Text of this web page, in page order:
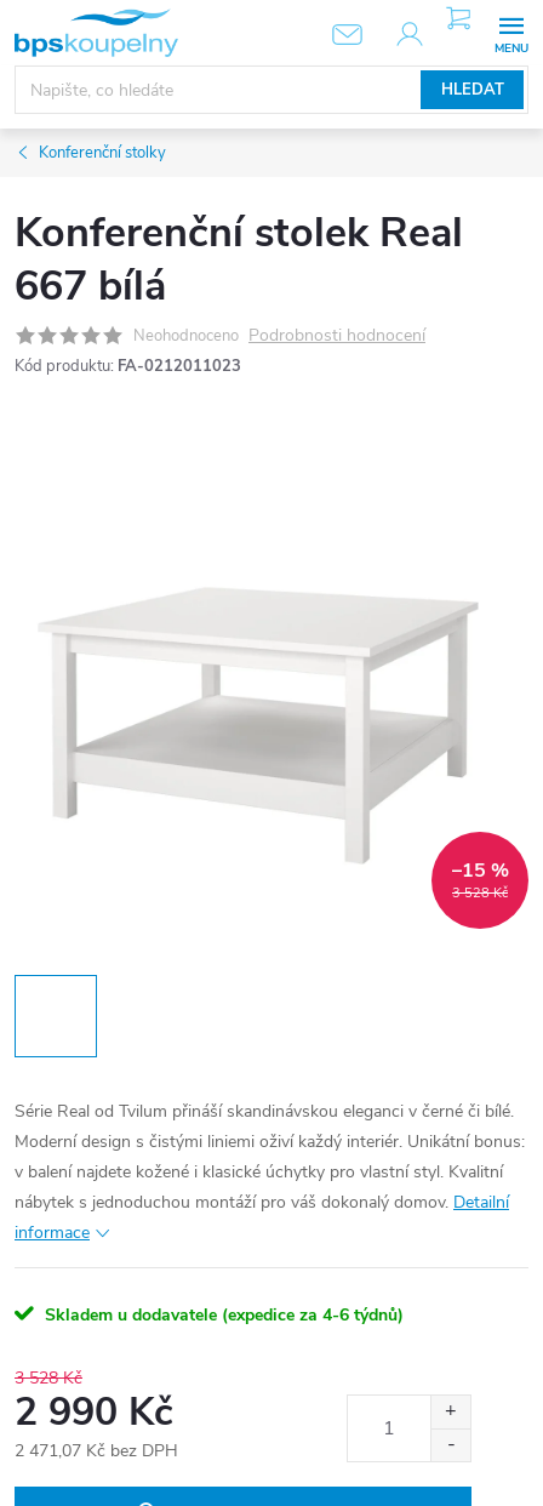
obsah
HLEDAT
NÁKUPNÍ
KOŠÍK
Konferenční stolky
Konferenční stolek Real
667 bílá
Neohodnoceno Podrobnosti hodnocení
Kód produktu: FA-0212011023
3 528 Kč
–15 %
Série Real od Tvilum přináší skandinávskou eleganci v černé či bílé.
Moderní design s čistými liniemi oživí každý interiér. Unikátní bonus:
v balení najdete kožené i klasické úchytky pro vlastní styl. Kvalitní
nábytek s jednoduchou montáží pro váš dokonalý domov. Detailní
informace
Skladem u dodavatele (expedice za 4-6 týdnů)
3 528 Kč
2 990 Kč
2 471,07 Kč bez DPH